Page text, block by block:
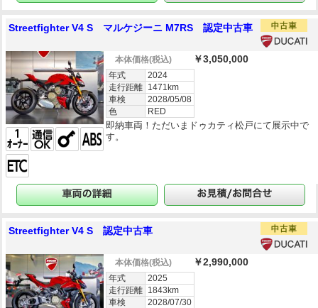
Streetfighter V4 S マルケジーニ M7RS 認定中古車
本体価格(税込) ￥3,050,000
年式
2024
走行距離 1471km
車検
2028/05/08
色
RED
即納車両！ただいまドゥカティ松戸にて展示中で
す。
Streetfighter V4 S 認定中古車
本体価格(税込) ￥2,990,000
年式
2025
走行距離 1843km
車検
2028/07/30